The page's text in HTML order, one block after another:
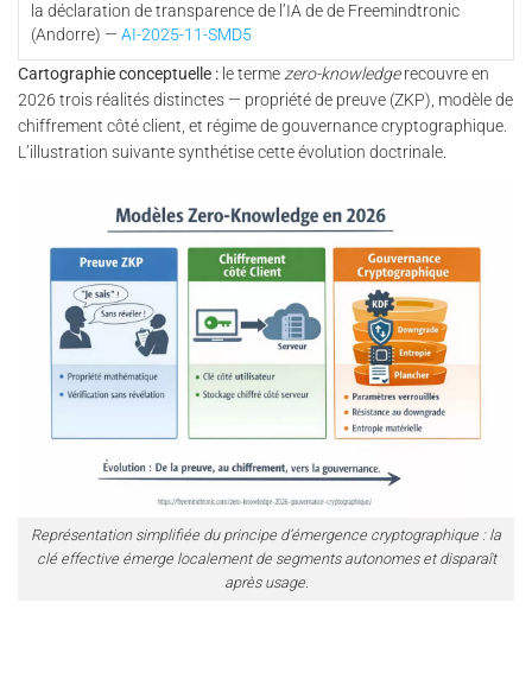
la déclaration de transparence de l’IA de de Freemindtronic
(Andorre) — AI-2025-11-SMD5
Cartographie conceptuelle : le terme zero-knowledgerecouvre en
2026 trois réalités distinctes — propriété de preuve (ZKP), modèle de
chiffrement côté client, et régime de gouvernance cryptographique.
L’illustration suivante synthétise cette évolution doctrinale.
Représentation simplifiée du principe d’émergence cryptographique : la
clé effective émerge localement de segments autonomes et disparaît
après usage.